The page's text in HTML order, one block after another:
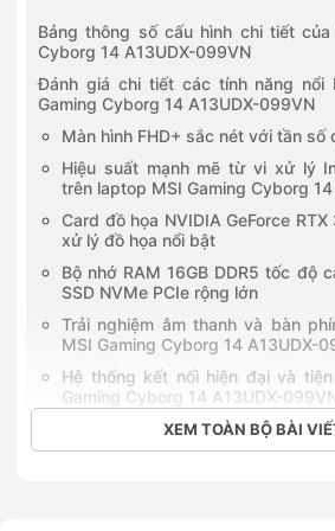
Bảng thông số cấu hình chi tiết của
Cyborg 14 A13UDX-099VN
Đánh giá chi tiết các tính năng nổi
Gaming Cyborg 14 A13UDX-099VN
Màn hình FHD+ sắc nét với tần số
Hiệu suất mạnh mẽ từ vi xử lý
trên laptop MSI Gaming Cyborg
Card đồ họa NVIDIA GeForce
xử lý đồ họa nổi bật
Bộ nhớ RAM 16GB DDR5 tốc độ
SSD NVMe PCIe rộng lớn
Trải nghiệm âm thanh và bàn
MSI Gaming Cyborg 14 A13UDX-
Hệ thống kết nối hiện đại và
Gaming Cyborg 14 A13UDX-
Thời điểm ra mắt laptop MSI Gaming
099VN
XEM TOÀN BỘ BÀI